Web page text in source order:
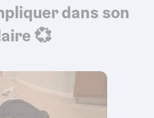
dans son
💞